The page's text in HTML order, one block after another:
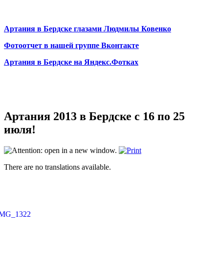
Артания в Бердске глазами Людмилы Ковенко
Фотоотчет в нашей группе Вконтакте
Артания в Бердске на Яндекс.Фотках
Артания 2013 в Бердске с 16 по 25
июля!
There are no translations available.